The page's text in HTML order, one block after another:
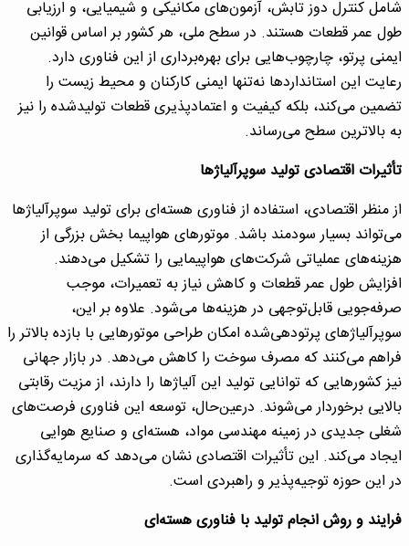
شامل کنترل دوز تابش، آزمون‌های مکانیکی و شیمیایی، و ارزیابی
طول عمر قطعات هستند. در سطح ملی، هر کشور بر اساس قوانین
ایمنی پرتو، چارچوب‌هایی برای بهره‌برداری از این فناوری دارد.
رعایت این استانداردها نه‌تنها ایمنی کارکنان و محیط زیست را
تضمین می‌کند، بلکه کیفیت و اعتمادپذیری قطعات تولیدشده را نیز
به بالاترین سطح می‌رساند.
تأثیرات اقتصادی تولید سوپرآلیاژها
از منظر اقتصادی، استفاده از فناوری هسته‌ای برای تولید سوپرآلیاژها
می‌تواند بسیار سودمند باشد. موتورهای هواپیما بخش بزرگی از
هزینه‌های عملیاتی شرکت‌های هواپیمایی را تشکیل می‌دهند.
افزایش طول عمر قطعات و کاهش نیاز به تعمیرات، موجب
صرفه‌جویی قابل‌توجهی در هزینه‌ها می‌شود. علاوه بر این،
سوپرآلیاژهای پرتودهی‌شده امکان طراحی موتورهایی با بازده بالاتر را
فراهم می‌کنند که مصرف سوخت را کاهش می‌دهد. در بازار جهانی
نیز کشورهایی که توانایی تولید این آلیاژها را دارند، از مزیت رقابتی
بالایی برخوردار می‌شوند. درعین‌حال، توسعه این فناوری فرصت‌های
شغلی جدیدی در زمینه مهندسی مواد، هسته‌ای و صنایع هوایی
ایجاد می‌کند. این تأثیرات اقتصادی نشان می‌دهد که سرمایه‌گذاری
در این حوزه توجیه‌پذیر و راهبردی است.
فرایند و روش انجام تولید با فناوری هسته‌ای